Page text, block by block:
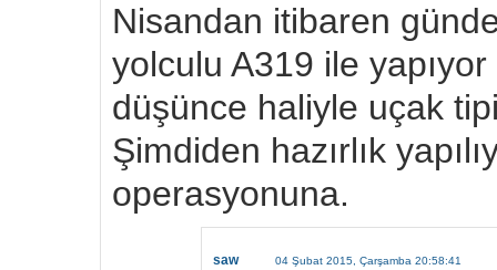
Nisandan itibaren
yolculu A319 ile
düşünce haliyle uçak
Şimdiden hazırlık
operasyonuna.
saw 04 Şubat 2015, Çarşamba 20:58:41